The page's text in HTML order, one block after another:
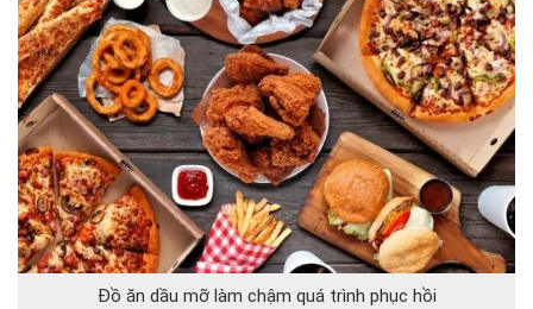
Đồ ăn dầu mỡ làm chậm quá trình phục hồi